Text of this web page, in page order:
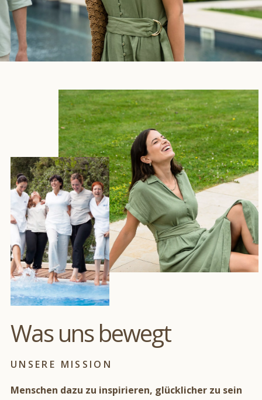
Was uns bewegt
UNSERE MISSION
Menschen dazu zu inspirieren, glücklicher zu sein